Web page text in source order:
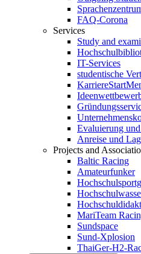
FAQ-Corona
Services
Study and
IT-Services
studentische
Evaluierung
Anreise und
Projects and
Baltic Racing
Amateurfunker
MariTeam
Sundspace
Sund-Xplosion
ThaiGer-H2-